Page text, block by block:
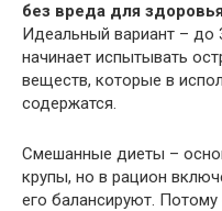
без вреда для
Идеальный вариант – до
начинает испытывать
веществ, которые в
содержатся.
Смешанные диеты –
крупы, но в рацион
его балансируют.